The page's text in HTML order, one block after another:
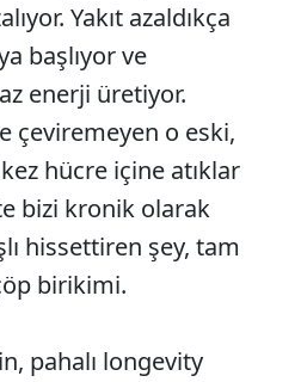
Yakıt azaldıkça
başlıyor ve
enerji üretiyor.
çeviremeyen o eski,
hücre içine atıklar
bizi kronik olarak
hissettiren şey, tam
birikimi.
pahalı longevity